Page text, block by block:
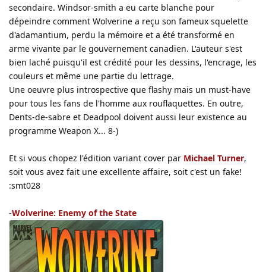
secondaire. Windsor-smith a eu carte blanche pour
dépeindre comment Wolverine a reçu son fameux squelette
d'adamantium, perdu la mémoire et a été transformé en
arme vivante par le gouvernement canadien. L'auteur s'est
bien laché puisqu'il est crédité pour les dessins, l'encrage, les
couleurs et même une partie du lettrage.
Une oeuvre plus introspective que flashy mais un must-have
pour tous les fans de l'homme aux rouflaquettes. En outre,
Dents-de-sabre et Deadpool doivent aussi leur existence au
programme Weapon X... 8-)
Et si vous chopez l'édition variant cover par Michael Turner,
soit vous avez fait une excellente affaire, soit c'est un fake!
:smt028
-Wolverine: Enemy of the State